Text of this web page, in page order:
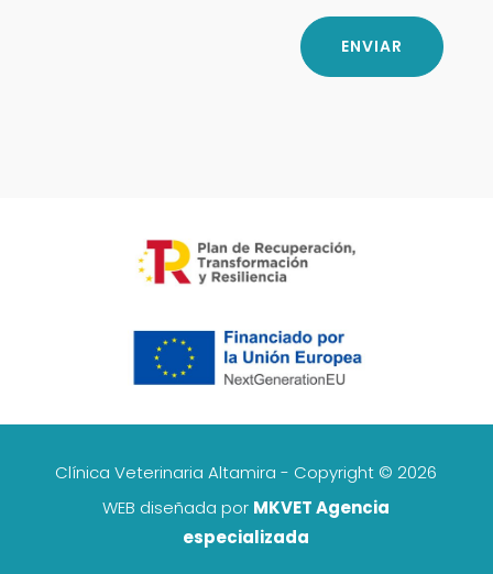
Clínica Veterinaria Altamira - Copyright © 2026
WEB diseñada por MKVET Agencia
especializada